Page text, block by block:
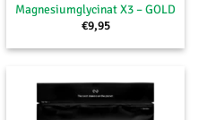
Magnesiumglycinat X3 – GOLD
€9,95